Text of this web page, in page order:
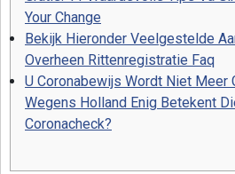
Your Change
Bekijk Hieronder Veelgestelde
Overheen Rittenregistratie Faq
U Coronabewijs Wordt Niet Meer
Wegens Holland Enig Betekent
Coronacheck?